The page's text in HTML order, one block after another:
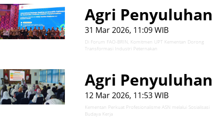
Agri Penyuluhan
31 Mar 2026, 11:09 WIB
Di Forum FAO-BRIN, Komitmen UPT Kementan Dorong
Transformasi Industri Peternakan
Agri Penyuluhan
12 Mar 2026, 11:53 WIB
Kementan Perkuat Profesionalisme ASN melalui Sosialisasi
Budaya Kerja